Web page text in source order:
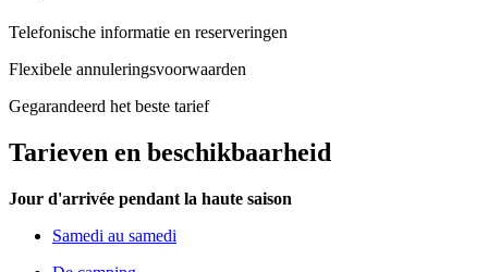
Telefonische informatie en reserveringen
Flexibele annuleringsvoorwaarden
Gegarandeerd het beste tarief
Tarieven en beschikbaarheid
Jour d'arrivée pendant la haute saison
Samedi au samedi